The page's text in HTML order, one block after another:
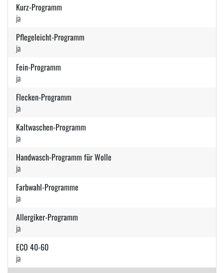
Kurz-Programm
ja
Pflegeleicht-Programm
ja
Fein-Programm
ja
Flecken-Programm
ja
Kaltwaschen-Programm
ja
Handwasch-Programm für Wolle
ja
Farbwahl-Programme
ja
Allergiker-Programm
ja
ECO 40-60
ja